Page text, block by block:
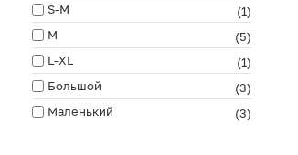
S-M
(1)
M
(5)
L-XL
(1)
Большой
(3)
Маленький
(3)